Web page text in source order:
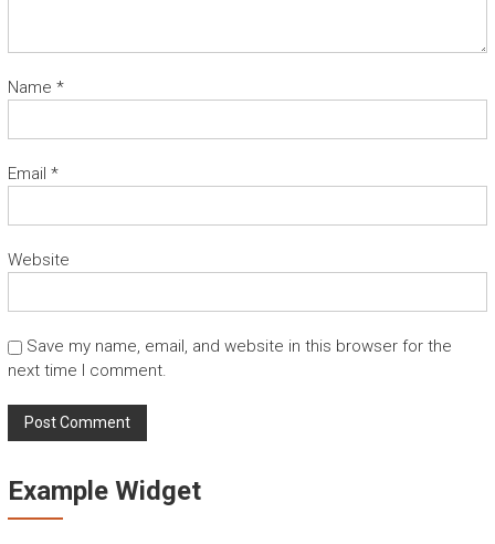
Name *
Email *
Website
Save my name, email, and website in this browser for the
next time I comment.
Example Widget